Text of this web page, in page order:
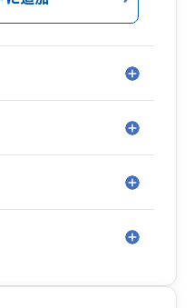
お気軽にご相談いた
づくりをお手伝いし
も一から丁寧にご説
なって直接対応いた
業、サービス業など